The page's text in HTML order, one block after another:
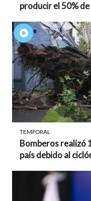
producir el 50% de
TEMPORAL
Bomberos realizó
país debido al